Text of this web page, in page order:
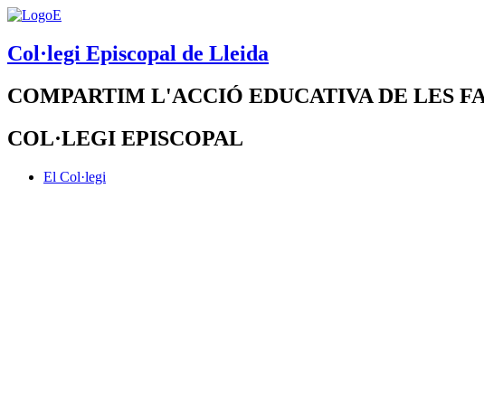
Col·legi Episcopal de Lleida
COMPARTIM L'ACCIÓ EDUCATIVA DE LES
COL·LEGI EPISCOPAL
El Col·legi